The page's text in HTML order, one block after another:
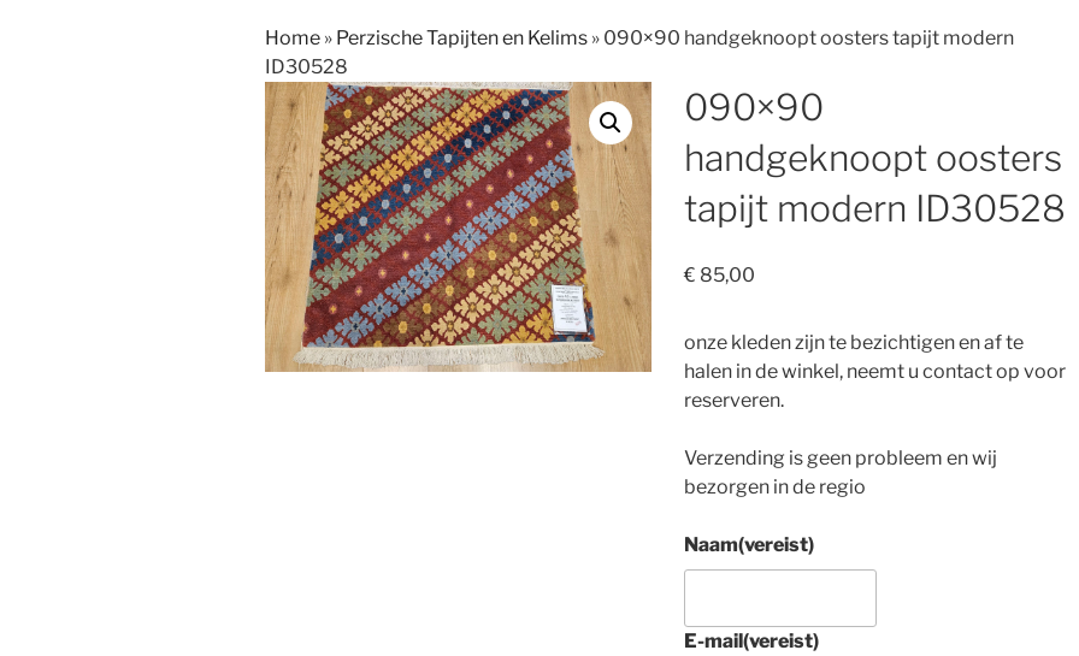
Home » Perzische Tapijten en Kelims » 090×90 handgeknoopt oosters tapijt modern
ID30528
090×90
handgeknoopt oosters
tapijt modern ID30528
€ 85,00
onze kleden zijn te bezichtigen en af te
halen in de winkel, neemt u contact op voor
reserveren.
Verzending is geen probleem en wij
bezorgen in de regio
Naam(vereist)
E-mail(vereist)